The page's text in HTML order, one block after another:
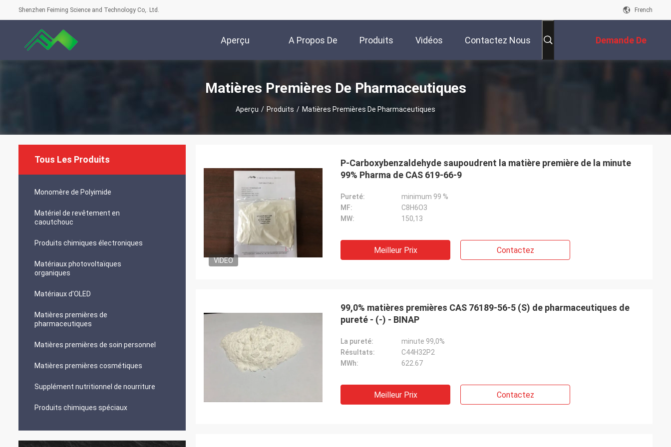
Shenzhen Feiming Science and Technology Co,. Ltd. French
Aperçu A Propos De
Nous
Produits Vidéos Contactez Nous Demande De
Soumission
Matières Premières De Pharmaceutiques
Aperçu / Produits / Matières Premières De Pharmaceutiques
Tous Les Produits
Monomère de Polyimide
Matériel de revêtement en
caoutchouc
Produits chimiques électroniques
Matériaux photovoltaïques
organiques
Matériaux d'OLED
Matières premières de
pharmaceutiques
Matières premières de soin personnel
Matières premières cosmétiques
Supplément nutritionnel de nourriture
Produits chimiques spéciaux
VIDEO
P-Carboxybenzaldehyde saupoudrent la matière première de la minute
99% Pharma de CAS 619-66-9
Pureté:
minimum 99 %
MF:
C8H6O3
MW:
150,13
Meilleur Prix Contactez
99,0% matières premières CAS 76189-56-5 (S) de pharmaceutiques de
pureté - (-) - BINAP
La pureté:
minute 99,0%
Résultats:
C44H32P2
MWh:
622.67
Meilleur Prix Contactez